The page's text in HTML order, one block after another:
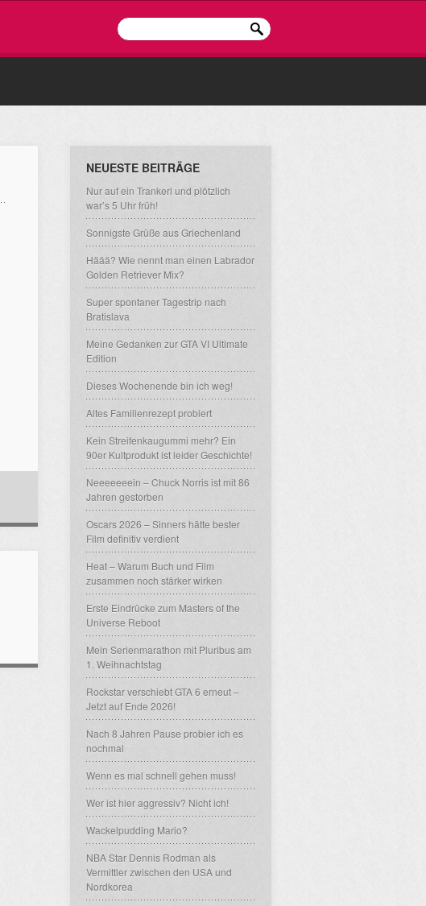
NEUESTE BEITRÄGE
Nur auf ein Trankerl und plötzlich
war’s 5 Uhr früh!
Sonnigste Grüße aus Griechenland
Häää? Wie nennt man einen Labrador
Golden Retriever Mix?
Super spontaner Tagestrip nach
Bratislava
Meine Gedanken zur GTA VI Ultimate
Edition
Dieses Wochenende bin ich weg!
Altes Familienrezept probiert
Kein Streifenkaugummi mehr? Ein
90er Kultprodukt ist leider Geschichte!
Neeeeeeein – Chuck Norris ist mit 86
Jahren gestorben
Oscars 2026 – Sinners hätte bester
Film definitiv verdient
Heat – Warum Buch und Film
zusammen noch stärker wirken
Erste Eindrücke zum Masters of the
Universe Reboot
Mein Serienmarathon mit Pluribus am
1. Weihnachtstag
Rockstar verschiebt GTA 6 erneut –
Jetzt auf Ende 2026!
Nach 8 Jahren Pause probier ich es
nochmal
Wenn es mal schnell gehen muss!
Wer ist hier aggressiv? Nicht ich!
Wackelpudding Mario?
NBA Star Dennis Rodman als
Vermittler zwischen den USA und
Nordkorea